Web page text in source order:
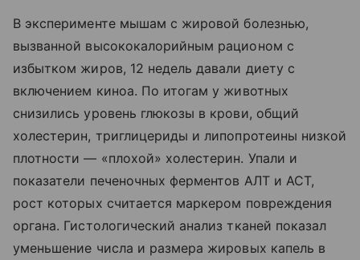
В эксперименте мышам с жировой болезнью,
вызванной высококалорийным рационом с
избытком жиров, 12 недель давали диету с
включением киноа. По итогам у животных
снизились уровень глюкозы в крови, общий
холестерин, триглицериды и липопротеины низкой
плотности — «плохой» холестерин. Упали и
показатели печеночных ферментов АЛТ и АСТ,
рост которых считается маркером повреждения
органа. Гистологический анализ тканей показал
уменьшение числа и размера жировых капель в